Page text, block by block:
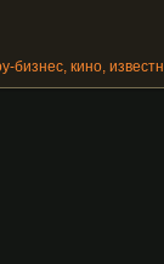
бизнес, кино,